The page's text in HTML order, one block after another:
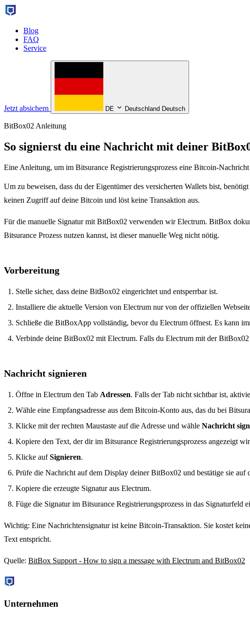
Blog
FAQ
Service
Jetzt absichern DE Deutschland Deutsch
BitBox02 Anleitung
So signierst du eine Nachricht mit deiner
Eine Anleitung, um im Bitsurance Registrierungsprozess eine Bitcoin-
Um zu beweisen, dass du der Eigentümer des versicherten Wallets bist,
keinen Zugriff auf deine Bitcoin und löst keine Transaktion aus.
Für die manuelle Signatur mit BitBox02 verwenden wir Electrum. BitBox
Bitsurance Prozess nutzen kannst, ist dieser manuelle Weg nicht nötig.
Vorbereitung
Stelle sicher, dass deine BitBox02 eingerichtet und entsperrbar ist.
Installiere die aktuelle Version von Electrum nur von der offiziellen
Schließe die BitBoxApp vollständig, bevor du Electrum öffnest. Es kann
Verbinde deine BitBox02 mit Electrum. Falls du Electrum mit der
Nachricht signieren
Öffne in Electrum den Tab Adressen. Falls der Tab nicht sichtbar ist,
Wähle eine Empfangsadresse aus dem Bitcoin-Konto aus, das du bei
Klicke mit der rechten Maustaste auf die Adresse und wähle Nachricht
Kopiere den Text, der dir im Bitsurance Registrierungsprozess angezeigt
Klicke aufSignieren.
Prüfe die Nachricht auf dem Display deiner BitBox02 und bestätige sie auf
Kopiere die erzeugte Signatur aus Electrum.
Füge die Signatur im Bitsurance Registrierungsprozess in das Signaturfeld
Wichtig: Eine Nachrichtensignatur ist keine Bitcoin-Transaktion. Sie kostet
Text entspricht.
Quelle: BitBox Support - How to sign a message with Electrum and BitBox02
Unternehmen